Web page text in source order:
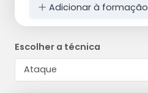
Adicionar à formação
Escolher a técnica